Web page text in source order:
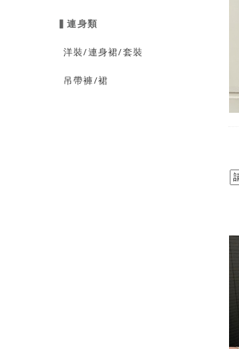
▍連身類
洋裝/連身裙/套裝
吊帶褲/裙